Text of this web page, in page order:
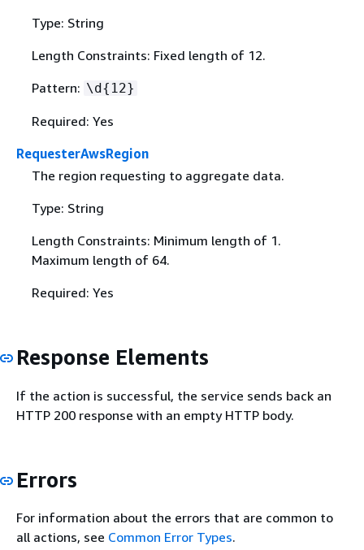
Type: String
Length Constraints: Fixed length of 12.
Pattern: \d{ 12}
Required: Yes
RequesterAwsRegion
The region requesting to aggregate data.
Type: String
Length Constraints: Minimum length of 1.
Maximum length of 64.
Required: Yes
Response Elements
If the action is successful, the service sends back an
HTTP 200 response with an empty HTTP body.
Errors
For information about the errors that are common to
all actions, see Common Error Types.